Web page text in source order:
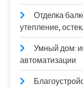
Отделка
утепление,
Умный дом:
автоматизации